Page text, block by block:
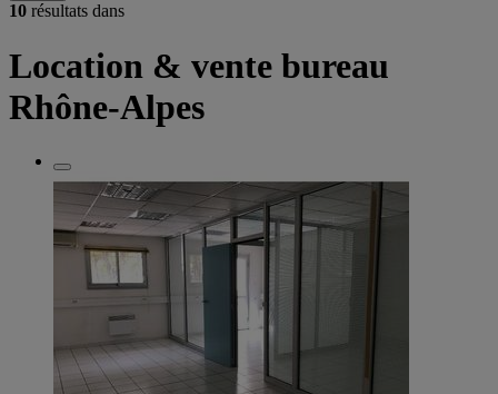
10 résultats dans
Location & vente bureau
Rhône-Alpes